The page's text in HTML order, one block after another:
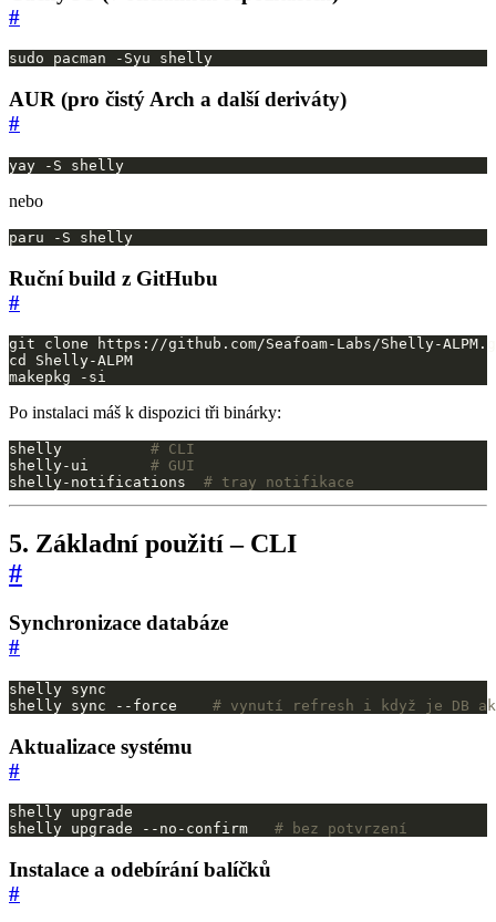
#
sudo pacman -Syu shelly
AUR (pro čistý Arch a další deriváty)
#
yay -S shelly
nebo
paru -S shelly
Ruční build z GitHubu
#
makepkg -si
Po instalaci máš k dispozici tři binárky:
shelly # CLI
shelly-ui # GUI
shelly-notifications # tray notifikace
5. Základní použití – CLI
#
Synchronizace databáze
#
shelly sync --force # vynutí refresh i když je DB
Aktualizace systému
#
shelly upgrade --no-confirm # bez potvrzení
Instalace a odebírání balíčků
#